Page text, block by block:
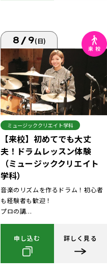
8/9(日)
ミュージッククリエイト学科
【来校】初めてでも大丈
夫！ドラムレッスン体験
（ミュージッククリエイト
学科）
音楽のリズムを作るドラム！初心者
も経験者も歓迎！
プロの講...
申し込む 詳しく見る